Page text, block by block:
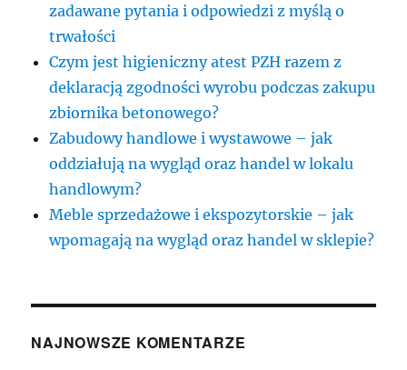
zadawane pytania i odpowiedzi z myślą o
trwałości
Czym jest higieniczny atest PZH razem z
deklaracją zgodności wyrobu podczas zakupu
zbiornika betonowego?
Zabudowy handlowe i wystawowe – jak
oddziałują na wygląd oraz handel w lokalu
handlowym?
Meble sprzedażowe i ekspozytorskie – jak
wpomagają na wygląd oraz handel w sklepie?
NAJNOWSZE KOMENTARZE